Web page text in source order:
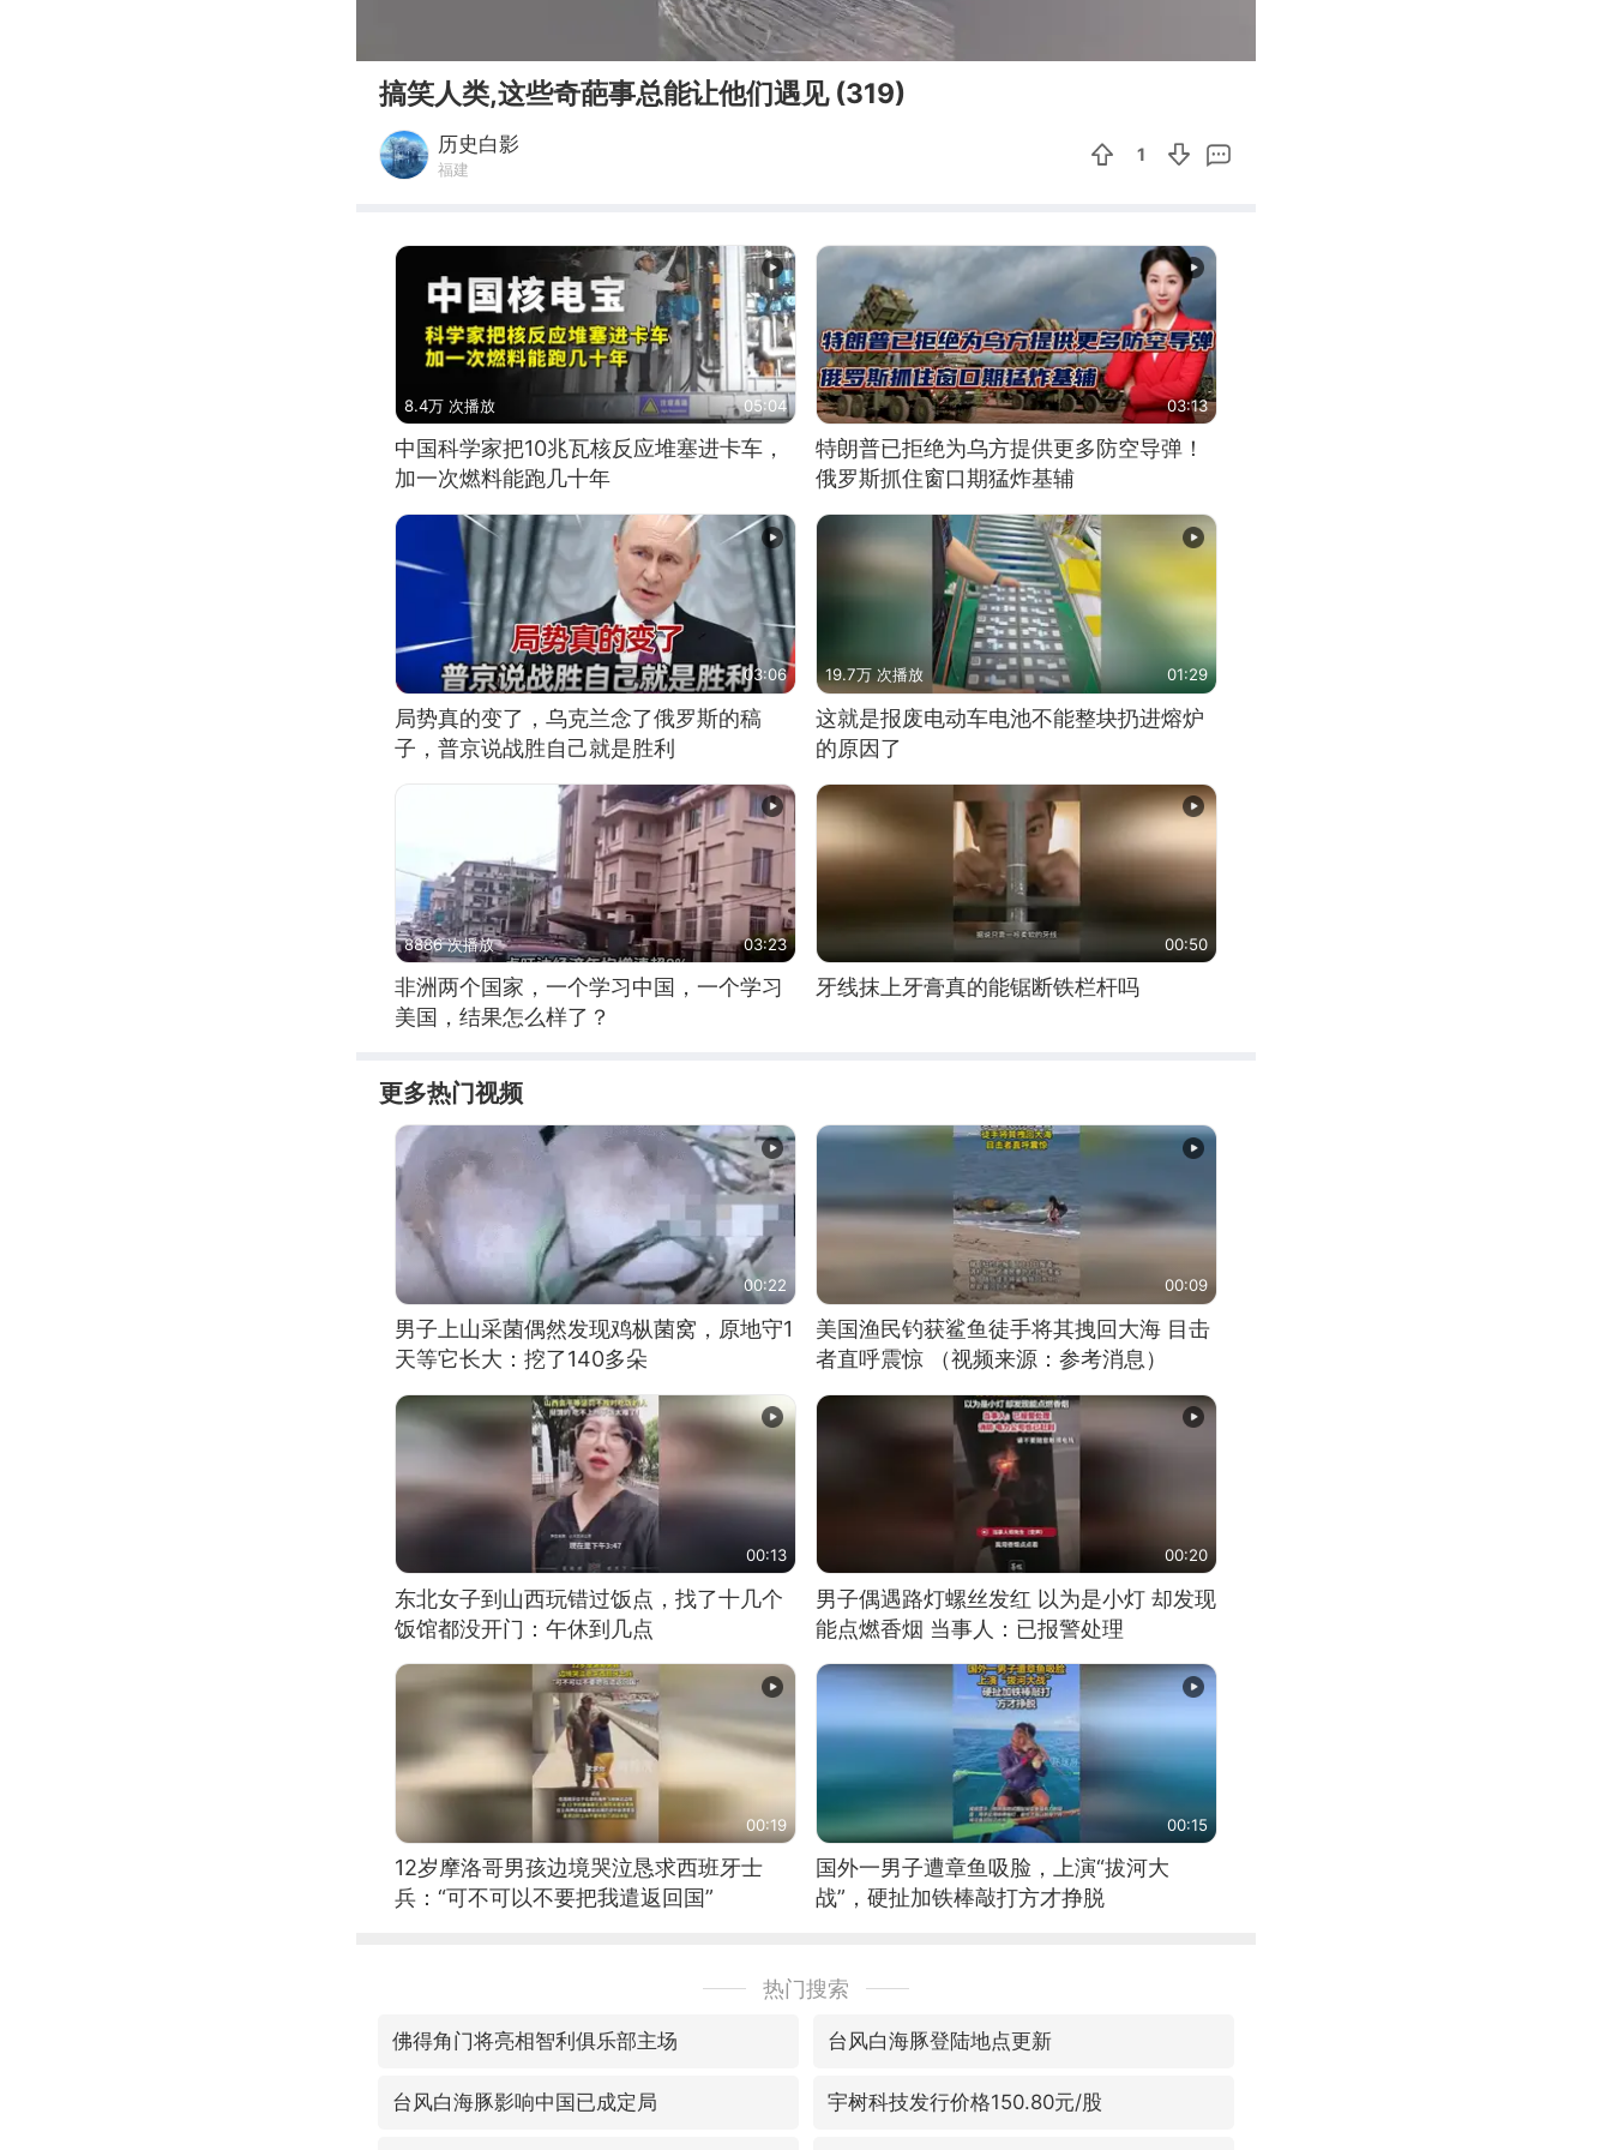
搞笑人类,这些奇葩事总能让他们遇见 (319)
历史白影
福建
1
8.4万 次播放 05:04
中国科学家把10兆瓦核反应堆塞进卡车，
加一次燃料能跑几十年
03:13
特朗普已拒绝为乌方提供更多防空导弹！
俄罗斯抓住窗口期猛炸基辅
03:06
局势真的变了，乌克兰念了俄罗斯的稿
子，普京说战胜自己就是胜利
19.7万 次播放 01:29
这就是报废电动车电池不能整块扔进熔炉
的原因了
8886 次播放 03:23
非洲两个国家，一个学习中国，一个学习
美国，结果怎么样了？
00:50
牙线抹上牙膏真的能锯断铁栏杆吗
更多热门视频
00:22
男子上山采菌偶然发现鸡枞菌窝，原地守1
天等它长大：挖了140多朵
00:09
美国渔民钓获鲨鱼徒手将其拽回大海 目击
者直呼震惊 （视频来源：参考消息）
00:13
东北女子到山西玩错过饭点，找了十几个
饭馆都没开门：午休到几点
00:20
男子偶遇路灯螺丝发红 以为是小灯 却发现
能点燃香烟 当事人：已报警处理
00:19
12岁摩洛哥男孩边境哭泣恳求西班牙士
兵：“可不可以不要把我遣返回国”
00:15
国外一男子遭章鱼吸脸，上演“拔河大
战”，硬扯加铁棒敲打方才挣脱
热门搜索
佛得角门将亮相智利俱乐部主场 台风白海豚登陆地点更新
台风白海豚影响中国已成定局 宇树科技发行价格150.80元/股